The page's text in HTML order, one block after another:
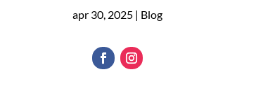
apr 30, 2025| Blog